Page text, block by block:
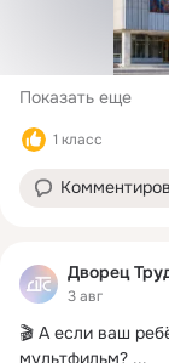
Показать еще
1 класс
Дворец
3 авг
🎬 А если ваш